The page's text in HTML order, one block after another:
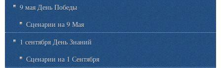
9 мая День Победы
Сценарии на 9 Мая
1 сентября День Знаний
Сценарии на 1 Сентября